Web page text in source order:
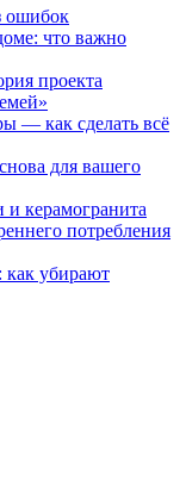
ошибок
что важно
проекта
— как сделать всё
для вашего
керамогранита
потребления
как убирают